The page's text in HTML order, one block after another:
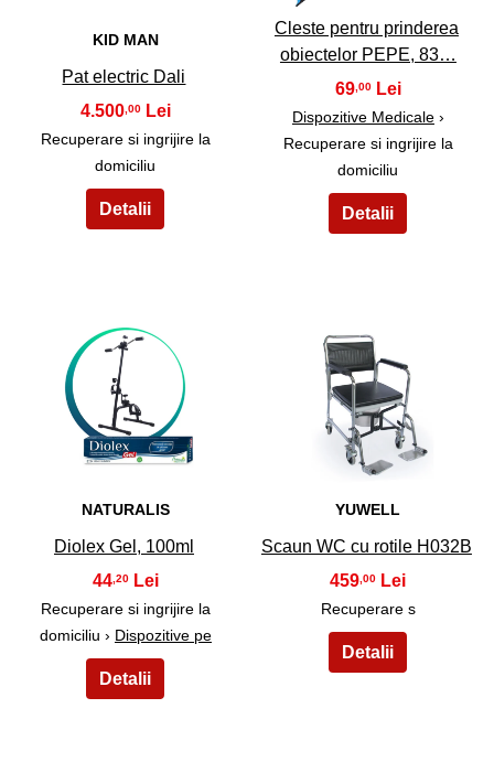
KID MAN
Pat electric Dali
4.500,00
Recuperare si ingrijire la
domiciliu
Cleste pentru prinderea
obiectelor PEPE, 83…
69,00
Dispozitive Medicale›
Recuperare si ingrijire la
domiciliu
7
NATURALIS
Diolex Gel, 100ml
44 ,20
Recuperare si ingrijire la
domiciliu › Dispozitive pe
8
YUWELL
Scaun WC cu rotile H032B
459 ,00
Recuperare s